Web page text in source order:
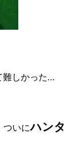
難しかった…
ついにハンタ